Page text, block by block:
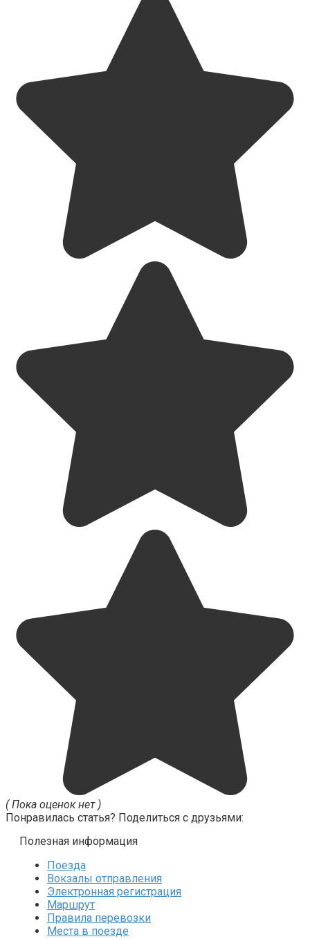
( Пока оценок нет )
Понравилась статья? Поделиться с друзьями:
Полезная информация
Поезда
Вокзалы отправления
Электронная регистрация
Маршрут
Правила перевозки
Места в поезде